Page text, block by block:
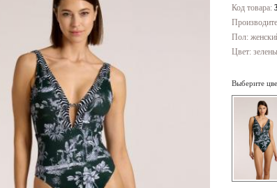
Код товара:
Пол:
Цвет:
Выберите